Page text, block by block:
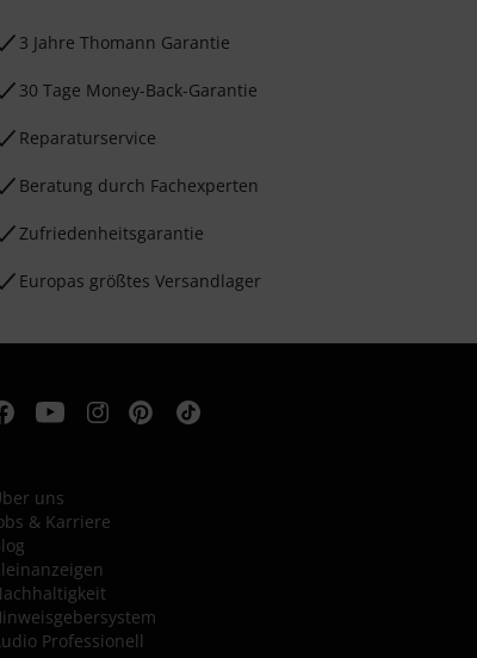
3 Jahre Thomann Garantie
30 Tage Money-Back-Garantie
Reparaturservice
Beratung durch Fachexperten
Zufriedenheitsgarantie
Europas größtes Versandlager
uns
& Karriere
Professionell